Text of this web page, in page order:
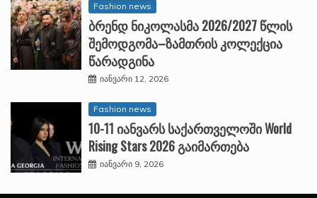
Fashion news
ბრენდ ნიკოლასმა 2026/2027 წლის
შემოდგომა–ზამთრის კოლექცია
წარადგინა
იანვარი 12, 2026
Fashion news
10-11 იანვარს საქართველოში World
Rising Stars 2026 გაიმართება
იანვარი 9, 2026